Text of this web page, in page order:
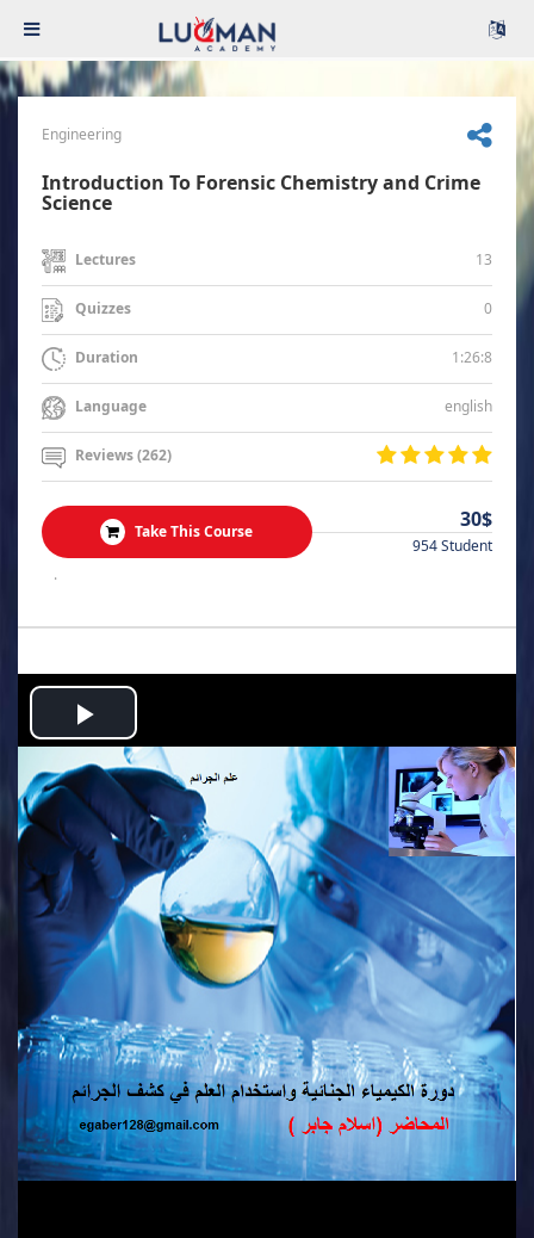
Engineering
Introduction To Forensic Chemistry and Crime
Science
Lectures 13
Quizzes 0
Duration 1:26:8
Language english
Reviews (262)
Take This Course 30$
954 Student
.
Play
Video